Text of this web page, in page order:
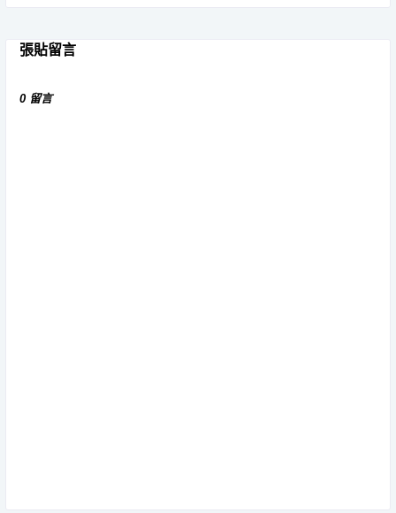
張貼留言
0 留言